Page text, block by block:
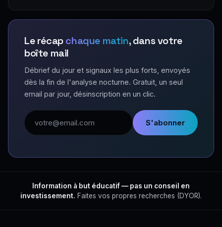
Le récapchaque matin, dans votre
boîte mail
Débrief du jour et signaux les plus forts, envoyés
dès la fin de l'analyse nocturne. Gratuit, un seul
email par jour, désinscription en un clic.
Adresse email
S'abonner
Information à but éducatif — pas un conseil en
investissement. Faites vos propres recherches (DYOR).